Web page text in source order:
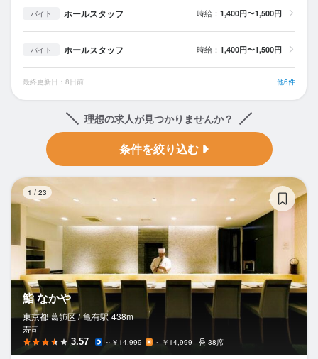
バイト ホールスタッフ 時給： 1,400円〜1,500円
バイト ホールスタッフ 時給： 1,400円〜1,500円
最終更新日：8日前 他6件
理想の求人が見つかりませんか？
条件を絞り込む
1 / 23
鮨 なかや
東京都 葛飾区 / 亀有駅 438m
寿司
3.57 ～￥14,999 ～￥14,999 38席